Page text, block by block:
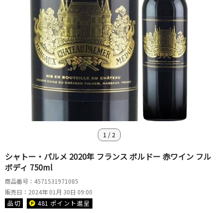
1 / 2
シャトー・パルメ 2020年 フランス ボルドー 赤ワイン フル
ボディ 750ml
商品番号：4571531971085
販売日：2024年 01月 30日 09:00
品切 481 ポイント進呈